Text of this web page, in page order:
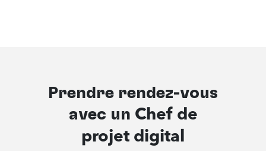
Prendre rendez-vous
avec un Chef de
projet digital